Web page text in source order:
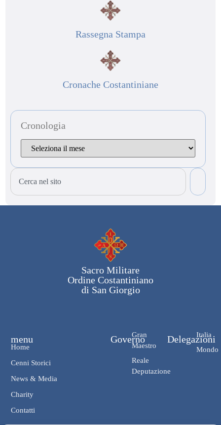
Rassegna Stampa
Cronache Costantiniane
Cronologia
Sacro Militare
Ordine Costantiniano
di San Giorgio
Governo
Gran
Maestro
Reale
Deputazione
Delegazioni
Italia
Mondo
menu
Home
Cenni Storici
News & Media
Charity
Contatti